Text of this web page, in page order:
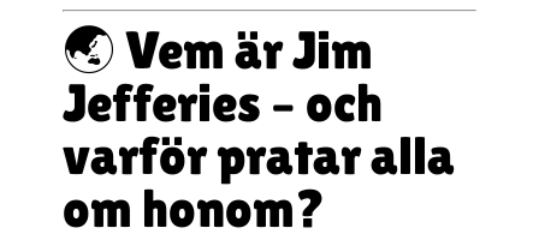
🌏 Vem är Jim
Jefferies – och
varför pratar alla
om honom?